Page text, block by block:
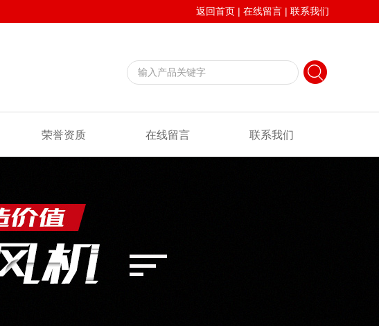
返回首页 | 在线留言 | 联系我们
荣誉资质 在线留言 联系我们